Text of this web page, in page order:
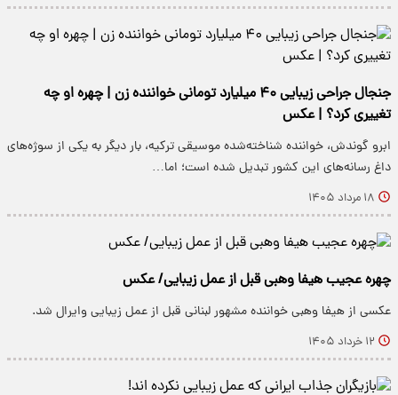
جنجال جراحی زیبایی ۴۰ میلیارد تومانی خواننده زن | چهره او چه
تغییری کرد؟ | عکس
ابرو گوندش، خواننده شناخته‌شده موسیقی ترکیه، بار دیگر به یکی از سوژه‌های
داغ رسانه‌های این کشور تبدیل شده است؛ اما…
۱۸ مرداد ۱۴۰۵
چهره عجیب هیفا وهبی قبل از عمل زیبایی/ عکس
عکسی از هیفا وهبی خواننده مشهور لبنانی قبل از عمل زیبایی وایرال شد.
۱۲ خرداد ۱۴۰۵